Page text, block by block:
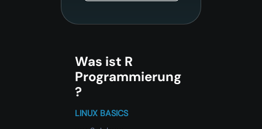
Was ist R
Programmierung
?
LINUX BASICS